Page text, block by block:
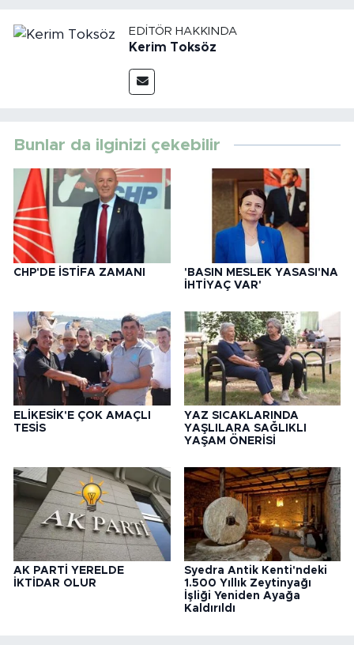
EDITÖR HAKKINDA
Kerim Toksöz
Bunlar da ilginizi çekebilir
CHP'DE İSTİFA ZAMANI
'BASIN MESLEK YASASI'NA
İHTİYAÇ VAR'
ELİKESİK'E ÇOK AMAÇLI
TESİS
YAZ SICAKLARINDA
YAŞLILARA SAĞLIKLI
YAŞAM ÖNERİSİ
AK PARTİ YERELDE
İKTİDAR OLUR
Syedra Antik Kenti'ndeki
1.500 Yıllık Zeytinyağı
İşliği Yeniden Ayağa
Kaldırıldı